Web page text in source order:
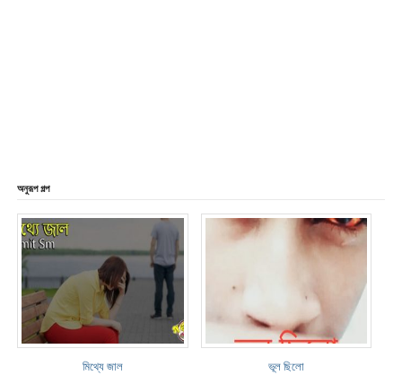
অনুরূপ গল্প
মিথ্যে জাল ভূল ছিলো